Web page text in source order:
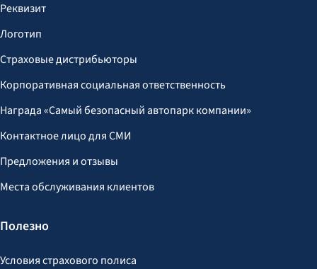
Реквизит
Логотип
Страховые дистрибьюторы
Корпоративная социальная ответственность
Награда «Самый безопасный автопарк компании»
Контактное лицо для СМИ
Предложения и отзывы
Места обслуживания клиентов
Полезно
Условия страхового полиса